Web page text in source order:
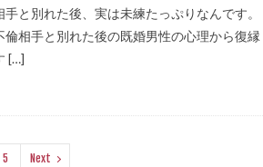
手と別れた後、実は未練たっぷりなんです。
倫相手と別れた後の既婚男性の心理から復縁
[…]
5 Next